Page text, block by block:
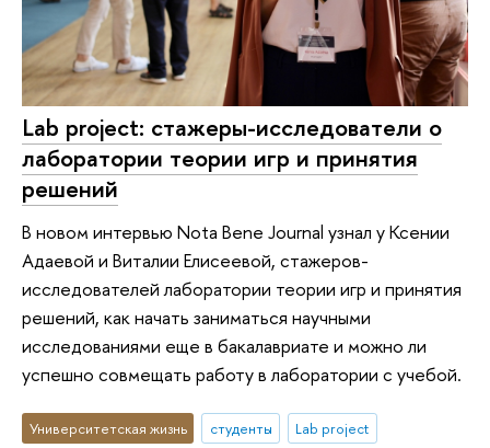
Lab project: стажеры-исследователи о
лаборатории теории игр и принятия
решений
В новом интервью Nota Bene Journal узнал у Ксении
Адаевой и Виталии Елисеевой, стажеров-
исследователей лаборатории теории игр и принятия
решений, как начать заниматься научными
исследованиями еще в бакалавриате и можно ли
успешно совмещать работу в лаборатории с учебой.
Университетская жизнь студенты
Lab project